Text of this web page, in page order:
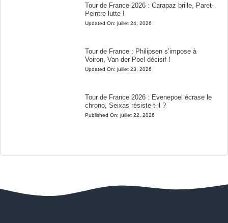
Tour de France 2026 : Carapaz brille, Paret-
Peintre lutte !
Updated On: juillet 24, 2026
Tour de France : Philipsen s’impose à
Voiron, Van der Poel décisif !
Updated On: juillet 23, 2026
Tour de France 2026 : Evenepoel écrase le
chrono, Seixas résiste-t-il ?
Published On: juillet 22, 2026